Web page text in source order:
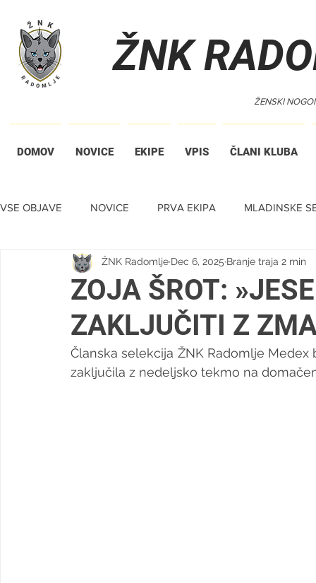
ŽNK
ŽENSKI
DOMOV NOVICE EKIPE VPIS ČLANI KLUBA
VSE OBJAVE NOVICE PRVA EKIPA MLADINSKE
TIHA DRAŽBA
ZOJA ŠROT:
ZAKLJUČITI Z
ŽNK Radomlje Dec 6, 2025 Branje traja 2 min
Članska selekcija ŽNK Radomlje
zaključila z nedeljsko tekmo na